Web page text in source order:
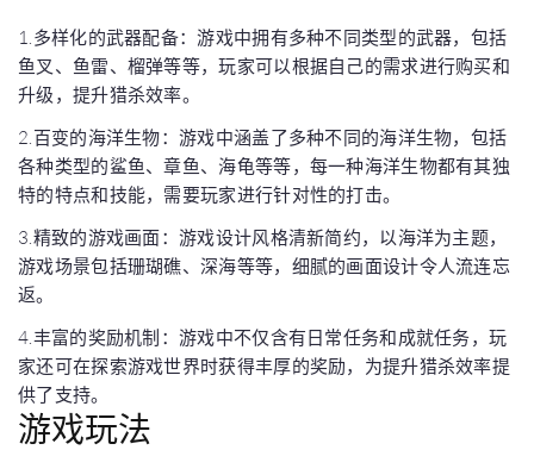
1.多样化的武器配备：游戏中拥有多种不同类型的武器，包括
鱼叉、鱼雷、榴弹等等，玩家可以根据自己的需求进行购买和
升级，提升猎杀效率。
2.百变的海洋生物：游戏中涵盖了多种不同的海洋生物，包括
各种类型的鲨鱼、章鱼、海龟等等，每一种海洋生物都有其独
特的特点和技能，需要玩家进行针对性的打击。
3.精致的游戏画面：游戏设计风格清新简约，以海洋为主题，
游戏场景包括珊瑚礁、深海等等，细腻的画面设计令人流连忘
返。
4.丰富的奖励机制：游戏中不仅含有日常任务和成就任务，玩
家还可在探索游戏世界时获得丰厚的奖励，为提升猎杀效率提
供了支持。
游戏玩法